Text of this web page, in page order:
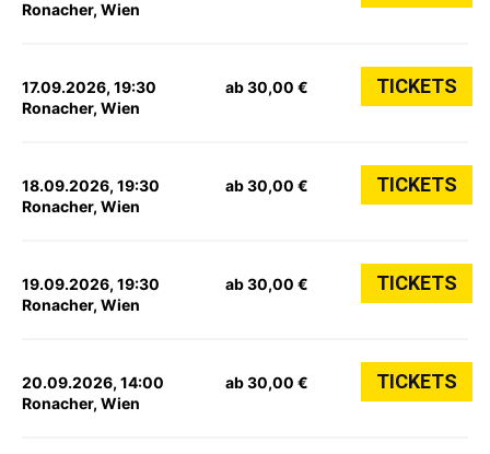
Ronacher, Wien
17.09.2026, 19:30
Ronacher, Wien
ab 30,00 € TICKETS
18.09.2026, 19:30
Ronacher, Wien
ab 30,00 € TICKETS
19.09.2026, 19:30
Ronacher, Wien
ab 30,00 € TICKETS
20.09.2026, 14:00
Ronacher, Wien
ab 30,00 € TICKETS